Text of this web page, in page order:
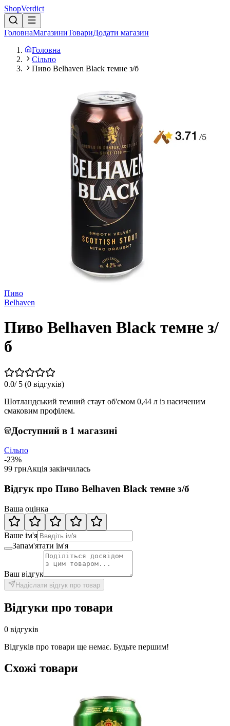
ShopVerdict
ГоловнаМагазиниТовариДодати магазин
Головна
Сільпо
Пиво Belhaven Black темне з/б
Пиво
Belhaven
Пиво Belhaven Black темне з/
б
0.0/ 5 (0 відгуків)
Шотландський темний стаут об'ємом 0,44 л із насиченим
смаковим профілем.
Доступний в 1 магазині
Сільпо
-23%
99 грнАкція закінчилась
Відгук про Пиво Belhaven Black темне з/б
Ваша оцінка
Ваше ім'я
Запам'ятати ім'я
Ваш відгук
Надіслати відгук про товар
Відгуки про товари
0 відгуків
Відгуків про товари ще немає. Будьте першим!
Схожі товари